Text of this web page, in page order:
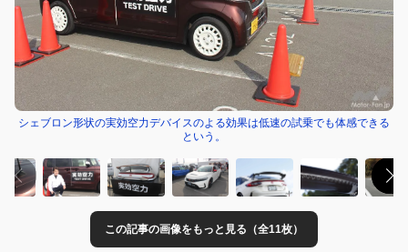
シェブロン形状の実効空力デバイスのよる効果は低速の試乗でも体感できる
という。
この記事の画像をもっと見る（全11枚）